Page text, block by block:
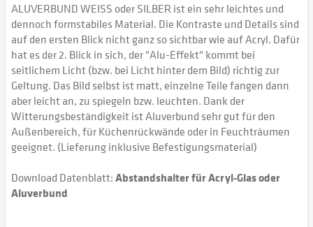
ALUVERBUND WEISS oder SILBER ist ein sehr leichtes und
dennoch formstabiles Material. Die Kontraste und Details sind
auf den ersten Blick nicht ganz so sichtbar wie auf Acryl. Dafür
hat es der 2. Blick in sich, der "Alu-Effekt" kommt bei
seitlichem Licht (bzw. bei Licht hinter dem Bild) richtig zur
Geltung. Das Bild selbst ist matt, einzelne Teile fangen dann
aber leicht an, zu spiegeln bzw. leuchten. Dank der
Witterungsbeständigkeit ist Aluverbund sehr gut für den
Außenbereich, für Küchenrückwände oder in Feuchträumen
geeignet. (Lieferung inklusive Befestigungsmaterial)
Download Datenblatt:Abstandshalter für Acryl-Glas oder
Aluverbund